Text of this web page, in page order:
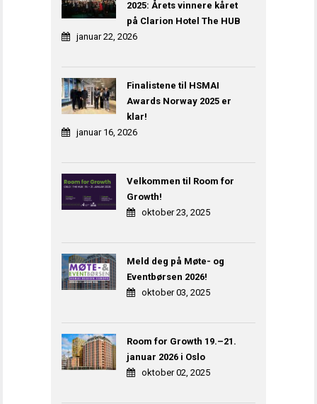
2025: Årets vinnere kåret
på Clarion Hotel The HUB
januar 22, 2026
Finalistene til HSMAI
Awards Norway 2025 er
klar!
januar 16, 2026
Velkommen til Room for
Growth!
oktober 23, 2025
Meld deg på Møte- og
Eventbørsen 2026!
oktober 03, 2025
Room for Growth 19.–21.
januar 2026 i Oslo
oktober 02, 2025